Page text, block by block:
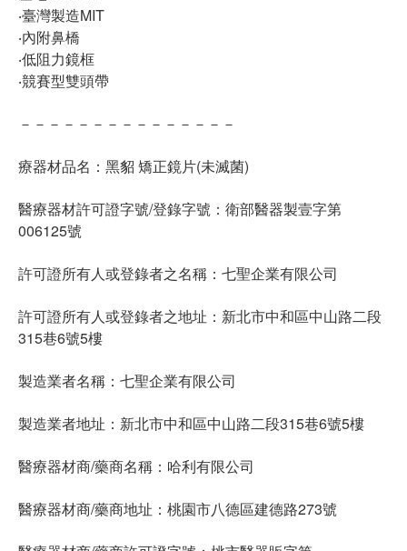
‧臺灣製造MIT
‧內附鼻橋
‧低阻力鏡框
‧競賽型雙頭帶
－－－－－－－－－－－－－－－
療器材品名：黑貂 矯正鏡片(未滅菌)
醫療器材許可證字號/登錄字號：衛部醫器製壹字第
006125號
許可證所有人或登錄者之名稱：七聖企業有限公司
許可證所有人或登錄者之地址：新北市中和區中山路二段
315巷6號5樓
製造業者名稱：七聖企業有限公司
製造業者地址：新北市中和區中山路二段315巷6號5樓
醫療器材商/藥商名稱：哈利有限公司
醫療器材商/藥商地址：桃園市八德區建德路273號